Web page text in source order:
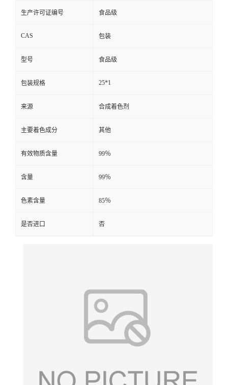
生产许可证编号 食品级
CAS 包装
型号 食品级
包装规格 25*1
来源 合成着色剂
主要着色成分 其他
有效物质含量 99％
含量 99％
色素含量 85％
是否进口 否